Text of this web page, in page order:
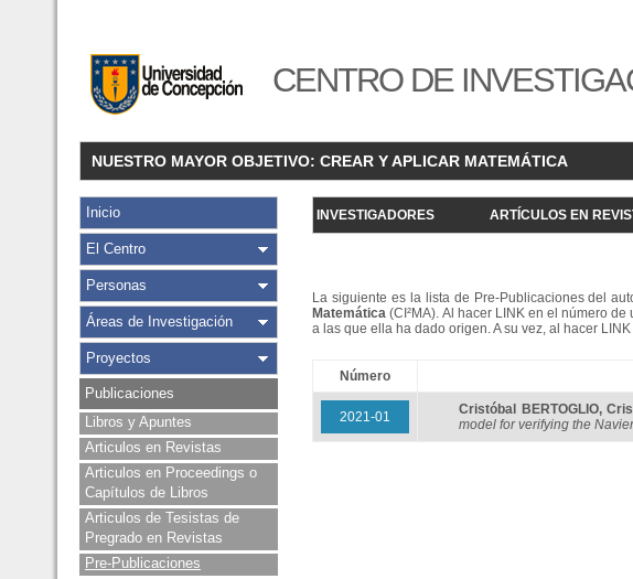
CENTRO DE
NUESTRO MAYOR OBJETIVO: CREAR Y APLICAR MATEMÁTICA
Inicio
El Centro
Personas
Áreas de Investigación
Proyectos
Publicaciones
Libros y Apuntes
Articulos en Revistas
Articulos en Proceedings o
Capítulos de Libros
Articulos de Tesistas de
Pregrado en Revistas
Pre-Publicaciones
INVESTIGADORES ARTÍCULOS EN
La siguiente es la lista de Pre-Publicaciones del
Matemática (CI²MA). Al hacer LINK en el número
a las que ella ha dado origen. A su vez, al hacer
Número
2021-01 Cristóbal BERTOGLIO,
model for verifying the